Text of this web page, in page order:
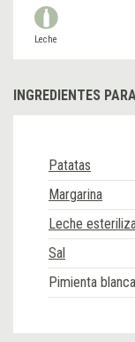
Leche
INGREDIENTES
Patatas
Margarina
Leche
Sal
Pimienta